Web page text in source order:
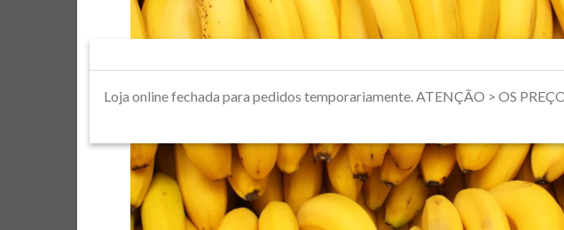
Loja online fechada para pedidos temporariamente. ATENÇÃO > OS